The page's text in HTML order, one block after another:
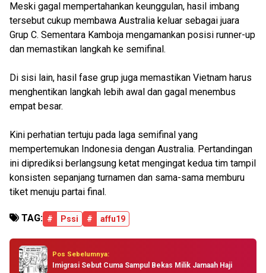
Meski gagal mempertahankan keunggulan, hasil imbang
tersebut cukup membawa Australia keluar sebagai juara
Grup C. Sementara Kamboja mengamankan posisi runner-up
dan memastikan langkah ke semifinal.
Di sisi lain, hasil fase grup juga memastikan Vietnam harus
menghentikan langkah lebih awal dan gagal menembus
empat besar.
Kini perhatian tertuju pada laga semifinal yang
mempertemukan Indonesia dengan Australia. Pertandingan
ini diprediksi berlangsung ketat mengingat kedua tim tampil
konsisten sepanjang turnamen dan sama-sama memburu
tiket menuju partai final.
TAG: # Pssi # affu19
Pos Sebelumnya:
Imigrasi Sebut Cuma Sampul Bekas Milik Jamaah Haji